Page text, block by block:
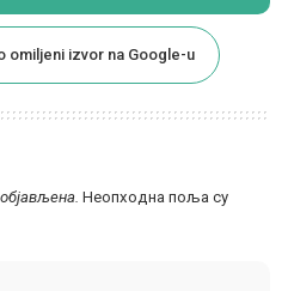
omiljeni izvor na Google-u
Неопходна поља су